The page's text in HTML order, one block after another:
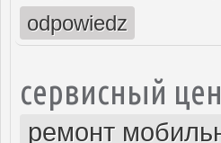
odpowiedz
сервисный
ремонт